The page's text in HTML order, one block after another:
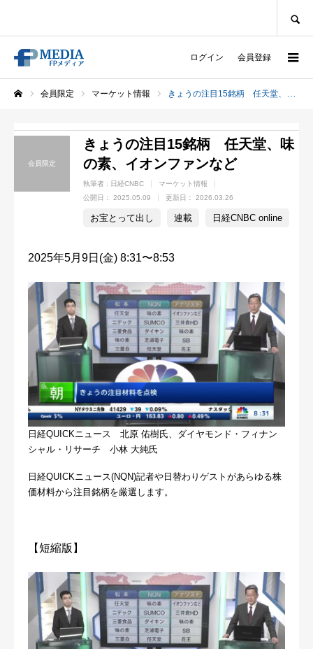
ログイン 会員登録
会員限定 マーケット情報 きょうの注目15銘柄 任天堂、味の素、イオンファンなど
会員限定
きょうの注目15銘柄 任天堂、味
の素、イオンファンなど
執筆者 : 日経CNBC
マーケット情報
公開日：
2025.05.09 更新日： 2026.03.26
お宝とって出し 連載 日経CNBC online
2025年5月9日(金) 8:31〜8:53
日経QUICKニュース 北原 佑樹氏、ダイヤモンド・フィナン
シャル・リサーチ 小林 大純氏
日経QUICKニュース(NQN)記者や日替わりゲストがあらゆる株
価材料から注目銘柄を厳選します。
【短縮版】